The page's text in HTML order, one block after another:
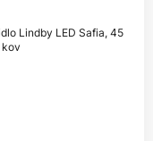
Lindby LED Safia, 45